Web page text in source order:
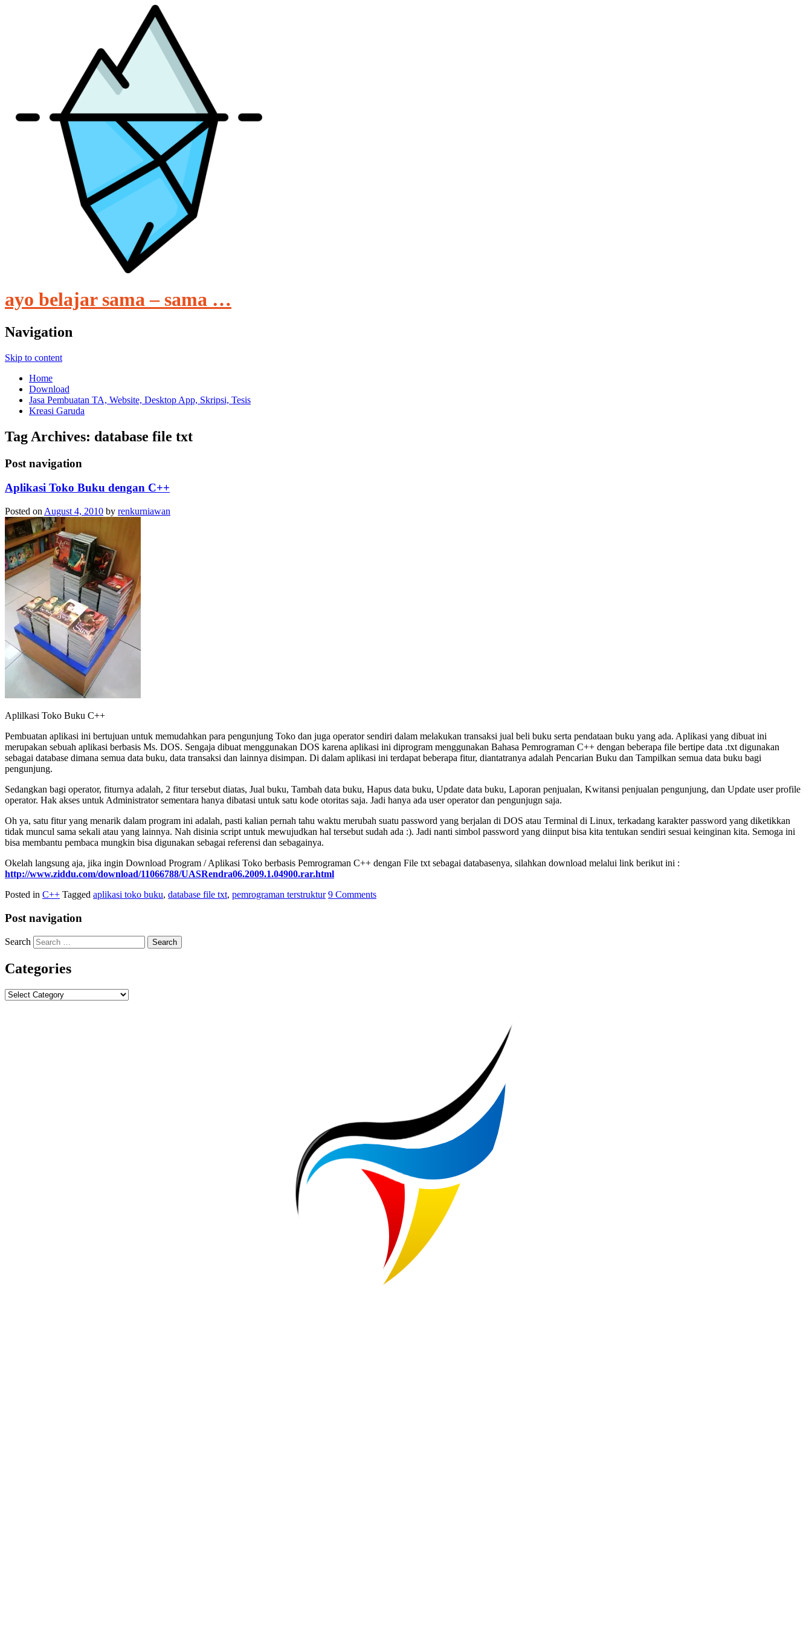
ayo belajar sama – sama …
Navigation
Skip to content
Home
Download
Jasa Pembuatan TA, Website, Desktop App, Skripsi, Tesis
Kreasi Garuda
Tag Archives: database file txt
Post navigation
Aplikasi Toko Buku dengan C++
Posted on August 4, 2010 by renkurniawan
Aplilkasi Toko Buku C++
Pembuatan aplikasi ini bertujuan untuk memudahkan para pengunjung Toko dan juga operator sendiri dalam melakukan transaksi jual beli buku serta pendataan buku yang ada. Aplikasi yang dibuat ini
merupakan sebuah aplikasi berbasis Ms. DOS. Sengaja dibuat menggunakan DOS karena aplikasi ini diprogram menggunakan Bahasa Pemrograman C++ dengan beberapa file bertipe data .txt digunakan
sebagai database dimana semua data buku, data transaksi dan lainnya disimpan. Di dalam aplikasi ini terdapat beberapa fitur, diantatranya adalah Pencarian Buku dan Tampilkan semua data buku bagi
pengunjung.
Sedangkan bagi operator, fiturnya adalah, 2 fitur tersebut diatas, Jual buku, Tambah data buku, Hapus data buku, Update data buku, Laporan penjualan, Kwitansi penjualan pengunjung, dan Update user profile
operator. Hak akses untuk Administrator sementara hanya dibatasi untuk satu kode otoritas saja. Jadi hanya ada user operator dan pengunjugn saja.
Oh ya, satu fitur yang menarik dalam program ini adalah, pasti kalian pernah tahu waktu merubah suatu password yang berjalan di DOS atau Terminal di Linux, terkadang karakter password yang diketikkan
tidak muncul sama sekali atau yang lainnya. Nah disinia script untuk mewujudkan hal tersebut sudah ada :). Jadi nanti simbol password yang diinput bisa kita tentukan sendiri sesuai keinginan kita. Semoga ini
bisa membantu pembaca mungkin bisa digunakan sebagai referensi dan sebagainya.
Okelah langsung aja, jika ingin Download Program / Aplikasi Toko berbasis Pemrograman C++ dengan File txt sebagai databasenya, silahkan download melalui link berikut ini :
http://www.ziddu.com/download/11066788/UASRendra06.2009.1.04900.rar.html
Posted in C++ Tagged aplikasi toko buku, database file txt, pemrograman terstruktur 9 Comments
Post navigation
Search
Categories
Categories